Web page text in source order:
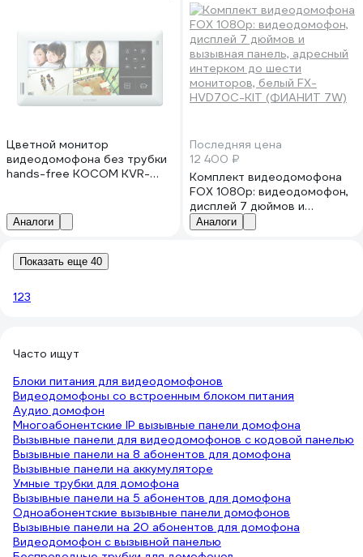
Цветной монитор
видеодомофона без трубки
hands-free KOCOM KVR-
Аналоги
Последняя цена
12 400 ₽
Комплект видеодомофона
FOX 1080p: видеодомофон,
дисплей 7 дюймов и
вызывная панель, адресный
интерком до шести
Аналоги
Показать еще 40
123
Часто ищут
Блоки питания для видеодомофонов
Видеодомофоны со встроенным блоком питания
Аудио домофон
Многоабонентские IP вызывные панели домофона
Вызывные панели для видеодомофонов с кодовой панелью
Вызывные панели на 8 абонентов для домофона
Вызывные панели на аккумуляторе
Умные трубки для домофона
Вызывные панели на 5 абонентов для домофона
Одноабонентские вызывные панели домофонов
Вызывные панели на 20 абонентов для домофона
Видеодомофон с вызывной панелью